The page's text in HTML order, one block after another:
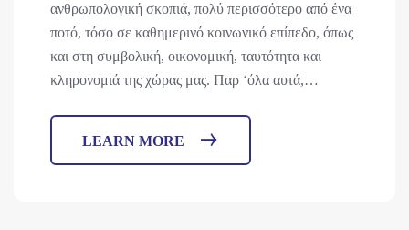
ανθρωπολογική σκοπιά, πολύ περισσότερο από ένα
ποτό, τόσο σε καθημερινό κοινωνικό επίπεδο, όπως
και στη συμβολική, οικονομική, ταυτότητα και
κληρονομιά της χώρας μας. Παρ ‘όλα αυτά,…
LEARN MORE